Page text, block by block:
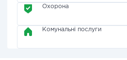
Охорона
Комунальні послуги